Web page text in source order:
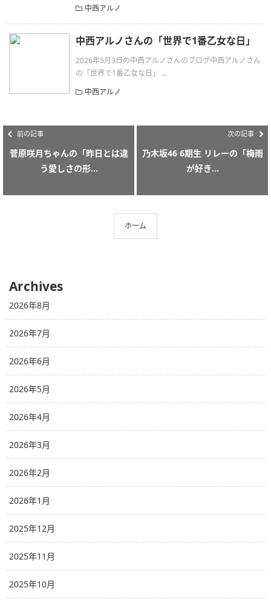
中西アルノ
中西アルノさんの「世界で1番乙女な日」
2026年5月3日の中西アルノさんのブログ中西アルノさん
の「世界で1番乙女な日」 ...
中西アルノ
前の記事
菅原咲月ちゃんの「昨日とは違
う愛しさの形...
次の記事
乃木坂46 6期生 リレーの「梅雨
が好き...
ホーム
Archives
2026年8月
2026年7月
2026年6月
2026年5月
2026年4月
2026年3月
2026年2月
2026年1月
2025年12月
2025年11月
2025年10月